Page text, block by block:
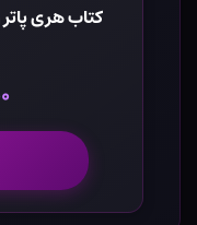
کتاب هری